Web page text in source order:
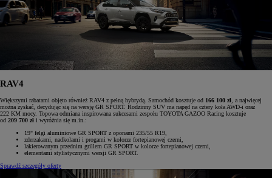
RAV4
Większymi rabatami objęto również RAV4 z pełną hybrydą. Samochód kosztuje od 166 100 zł , a najwięcej
można zyskać, decydując się na wersję GR SPORT. Rodzinny SUV ma napęd na cztery koła AWD-i oraz
222 KM mocy. Topowa odmiana inspirowana sukcesami zespołu TOYOTA GAZOO Racing kosztuje
od 209 700 zł i wyróżnia się m.in.:
19" felgi aluminiowe GR SPORT z oponami 235/55 R19,
zderzakami, nadkolami i progami w kolorze fortepianowej czerni,
lakierowanym przednim grillem GR SPORT w kolorze fortepianowej czerni,
elementami stylistycznymi wersji GR SPORT.
Sprawdź szczegóły oferty